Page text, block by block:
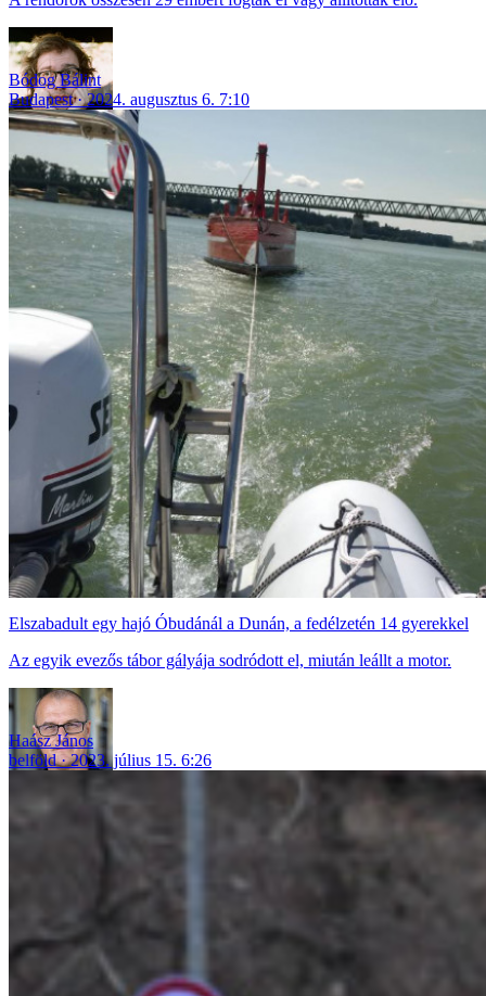
Bódog Bálint
Budapest
2024. augusztus 6. 7:10
Elszabadult egy hajó Óbudánál a Dunán, a fedélzetén 14 gyerekkel
Az egyik evezős tábor gályája sodródott el, miután leállt a motor.
Haász János
belföld
2023. július 15. 6:26